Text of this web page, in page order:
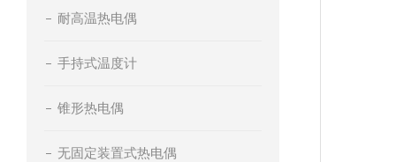
耐高温热电偶
手持式温度计
锥形热电偶
无固定装置式热电偶